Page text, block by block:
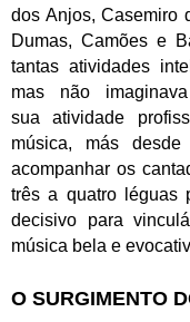
dos Anjos, Casemiro
Dumas, Camões e
tantas atividades
mas não
sua atividade
música, más
acompanhar os
três a quatro léguas
decisivo para
música bela e
O SURGIMENTO